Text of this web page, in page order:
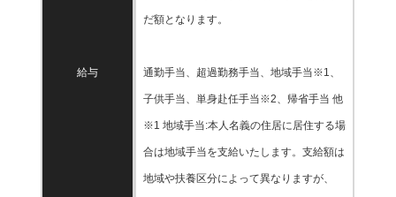
給与
だ額となります。
通勤手当、超過勤務手当、地域手当※1、
子供手当、単身赴任手当※2、帰省手当 他
※1 地域手当:本人名義の住居に居住する場
合は地域手当を支給いたします。支給額は
地域や扶養区分によって異なりますが、